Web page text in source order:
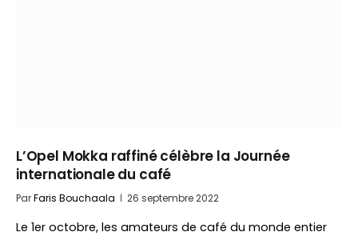
L’Opel Mokka raffiné célèbre la Journée
internationale du café
ParFaris Bouchaala 26 septembre 2022
Le 1er octobre, les amateurs de café du monde entier